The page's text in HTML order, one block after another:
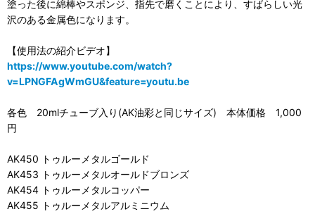
塗った後に綿棒やスポンジ、指先で磨くことにより、すばらしい光
沢のある金属色になります。
【使用法の紹介ビデオ】
https://www.youtube.com/watch?
v=LPNGFAgWmGU&feature=youtu.be
各色 20mlチューブ入り(AK油彩と同じサイズ) 本体価格 1,000
円
AK450 トゥルーメタルゴールド
AK453 トゥルーメタルオールドブロンズ
AK454 トゥルーメタルコッパー
AK455 トゥルーメタルアルミニウム